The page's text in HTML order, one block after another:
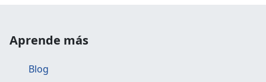
Aprende más
Blog